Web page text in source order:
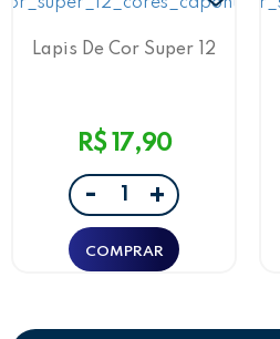
Lapis De Cor Super 12
R$ 17,90
- +